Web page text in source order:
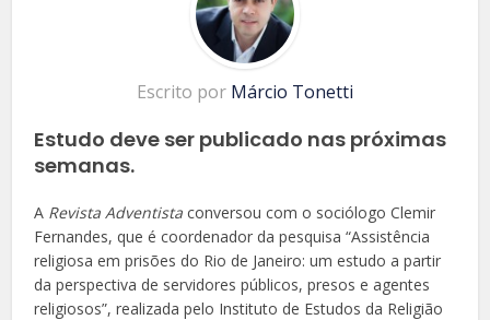
Escrito por Márcio Tonetti
Estudo deve ser publicado nas próximas
semanas.
A Revista Adventista conversou com o sociólogo Clemir
Fernandes, que é coordenador da pesquisa “Assistência
religiosa em prisões do Rio de Janeiro: um estudo a partir
da perspectiva de servidores públicos, presos e agentes
religiosos”, realizada pelo Instituto de Estudos da Religião